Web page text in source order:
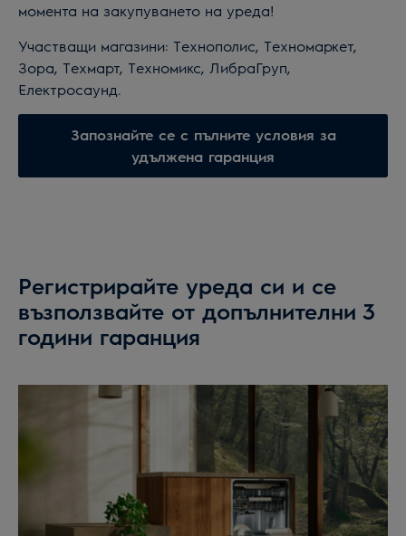
момента на закупуването на уреда!
Участващи магазини: Технополис, Техномаркет,
Зора, Техмарт, Техномикс, ЛибраГруп,
Електросаунд.
Запознайте се с пълните условия за
удължена гаранция
Регистрирайте уреда си и се
възползвайте от допълнителни 3
години гаранция